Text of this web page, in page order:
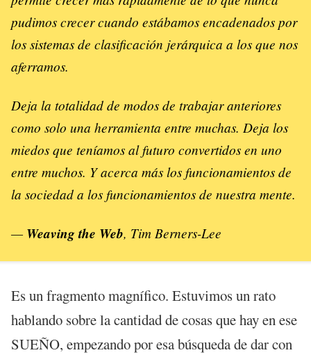
pudimos crecer cuando estábamos encadenados por
los sistemas de clasificación jerárquica a los que nos
aferramos.
Deja la totalidad de modos de trabajar anteriores
como solo una herramienta entre muchas. Deja los
miedos que teníamos al futuro convertidos en uno
entre muchos. Y acerca más los funcionamientos de
la sociedad a los funcionamientos de nuestra mente.
— Weaving the Web, Tim Berners-Lee
Es un fragmento magnífico. Estuvimos un rato
hablando sobre la cantidad de cosas que hay en ese
SUEÑO, empezando por esa búsqueda de dar con